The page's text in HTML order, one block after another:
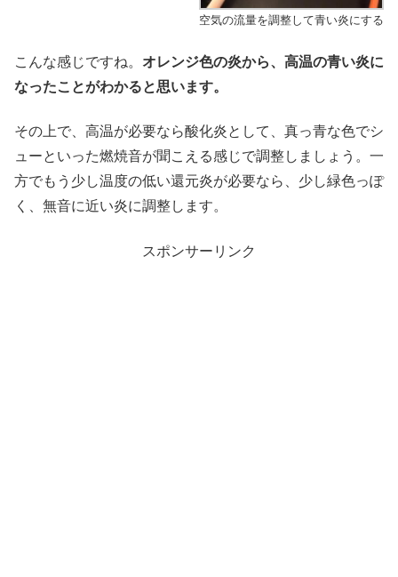
空気の流量を調整して青い炎にする
こんな感じですね。 オレンジ色の炎から、高温の青い炎に
なったことがわかると思います。
その上で、高温が必要なら酸化炎として、真っ青な色でシ
ューといった燃焼音が聞こえる感じで調整しましょう。一
方でもう少し温度の低い還元炎が必要なら、少し緑色っぽ
く、無音に近い炎に調整します。
スポンサーリンク